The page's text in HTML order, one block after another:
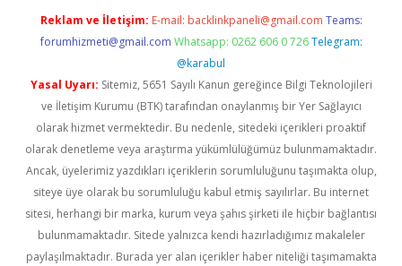
Reklam ve İletişim: E-mail: backlinkpaneli@gmail.com Teams:
forumhizmeti@gmail.com Whatsapp: 0262 606 0 726 Telegram:
@karabul
Yasal Uyarı: Sitemiz, 5651 Sayılı Kanun gereğince Bilgi Teknolojileri
ve İletişim Kurumu (BTK) tarafından onaylanmış bir Yer Sağlayıcı
olarak hizmet vermektedir. Bu nedenle, sitedeki içerikleri proaktif
olarak denetleme veya araştırma yükümlülüğümüz bulunmamaktadır.
Ancak, üyelerimiz yazdıkları içeriklerin sorumluluğunu taşımakta olup,
siteye üye olarak bu sorumluluğu kabul etmiş sayılırlar. Bu internet
sitesi, herhangi bir marka, kurum veya şahıs şirketi ile hiçbir bağlantısı
bulunmamaktadır. Sitede yalnızca kendi hazırladığımız makaleler
paylaşılmaktadır. Burada yer alan içerikler haber niteliği taşımamakta